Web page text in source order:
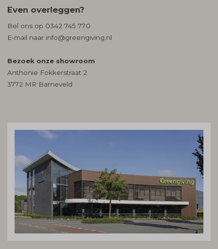
Even overleggen?
Bel ons op 0342 745 770
E-mail naar info@greengiving.nl
Bezoek onze showroom
Anthonie Fokkerstraat 2
3772 MR Barneveld